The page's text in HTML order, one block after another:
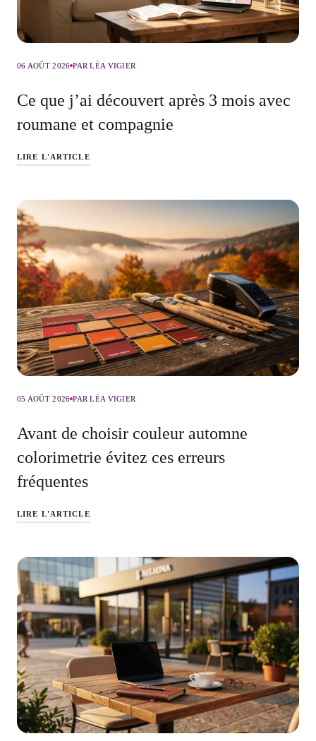
06 AOÛT 2026 PAR LÉA VIGIER
Ce que j’ai découvert après 3 mois avec
roumane et compagnie
LIRE L'ARTICLE
05 AOÛT 2026 PAR LÉA VIGIER
Avant de choisir couleur automne
colorimetrie évitez ces erreurs
fréquentes
LIRE L'ARTICLE